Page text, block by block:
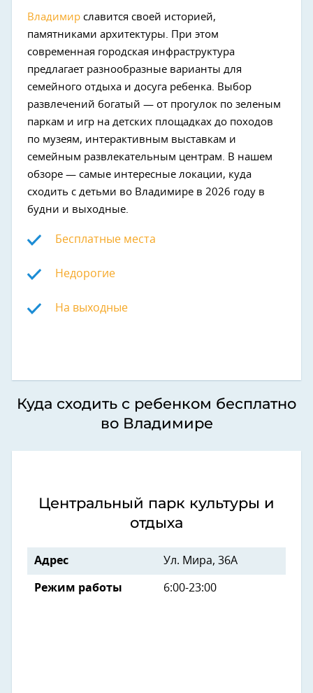
Владимир славится своей историей,
памятниками архитектуры. При этом
современная городская инфраструктура
предлагает разнообразные варианты для
семейного отдыха и досуга ребенка. Выбор
развлечений богатый — от прогулок по зеленым
паркам и игр на детских площадках до походов
по музеям, интерактивным выставкам и
семейным развлекательным центрам. В нашем
обзоре — самые интересные локации, куда
сходить с детьми во Владимире в 2026 году в
будни и выходные.
Бесплатные места
Недорогие
На выходные
Куда сходить с ребенком бесплатно
во Владимире
Центральный парк культуры и
отдыха
Адрес Ул. Мира, 36А
Режим работы 6:00-23:00